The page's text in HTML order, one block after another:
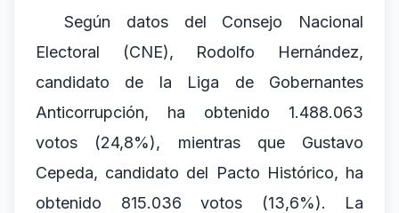
Según datos del Consejo Nacional
Electoral (CNE), Rodolfo Hernández,
candidato de la Liga de Gobernantes
Anticorrupción, ha obtenido 1.488.063
votos (24,8%), mientras que Gustavo
Cepeda, candidato del Pacto Histórico, ha
obtenido 815.036 votos (13,6%). La